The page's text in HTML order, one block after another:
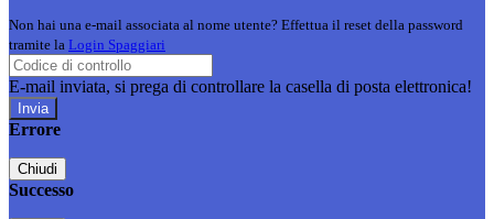
Non hai una e-mail associata al nome utente? Effettua il reset della password
tramite la Login Spaggiari
E-mail inviata, si prega di controllare la casella di posta elettronica!
Errore
Chiudi
Successo